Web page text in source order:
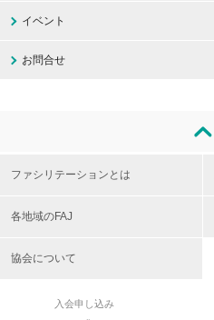
イベント
お問合せ
ファシリテーションとは
各地域のFAJ
協会について
入会申し込み